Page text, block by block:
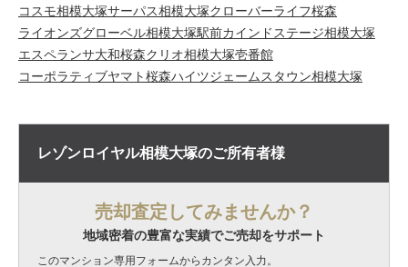
コスモ相模大塚サーパス相模大塚クローバーライフ桜森
ライオンズグローベル相模大塚駅前カインドステージ相模大塚
エスペランサ大和桜森クリオ相模大塚壱番館
コーポラティブヤマト桜森ハイツジェームスタウン相模大塚
レゾンロイヤル相模大塚のご所有者様
売却査定してみませんか？
地域密着の豊富な実績でご売却をサポート
このマンション専用フォームからカンタン入力。